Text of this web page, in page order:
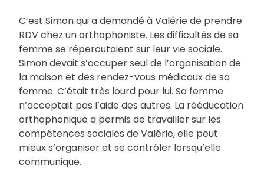
C’est Simon qui a demandé à Valérie de prendre
RDV chez un orthophoniste. Les difficultés de sa
femme se répercutaient sur leur vie sociale.
Simon devait s’occuper seul de l’organisation de
la maison et des rendez-vous médicaux de sa
femme. C’était très lourd pour lui. Sa femme
n’acceptait pas l’aide des autres. La rééducation
orthophonique a permis de travailler sur les
compétences sociales de Valérie, elle peut
mieux s’organiser et se contrôler lorsqu’elle
communique.